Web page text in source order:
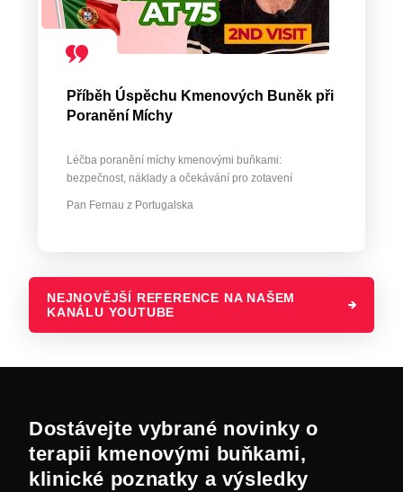
Příběh Úspěchu Kmenových Buněk při
Poranění Míchy
Léčba poranění míchy kmenovými buňkami:
bezpečnost, náklady a očekávání pro zotavení
Pan Fernau z Portugalska
NEJNOVĚJŠÍ REFERENCE NA NAŠEM
KANÁLU YOUTUBE
Dostávejte vybrané novinky o
terapii kmenovými buňkami,
klinické poznatky a výsledky